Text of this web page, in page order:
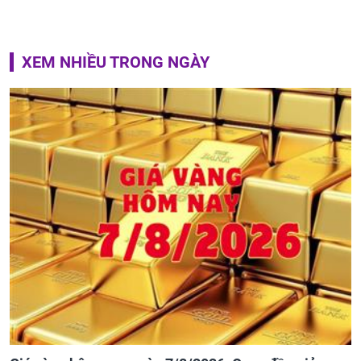
XEM NHIỀU TRONG NGÀY